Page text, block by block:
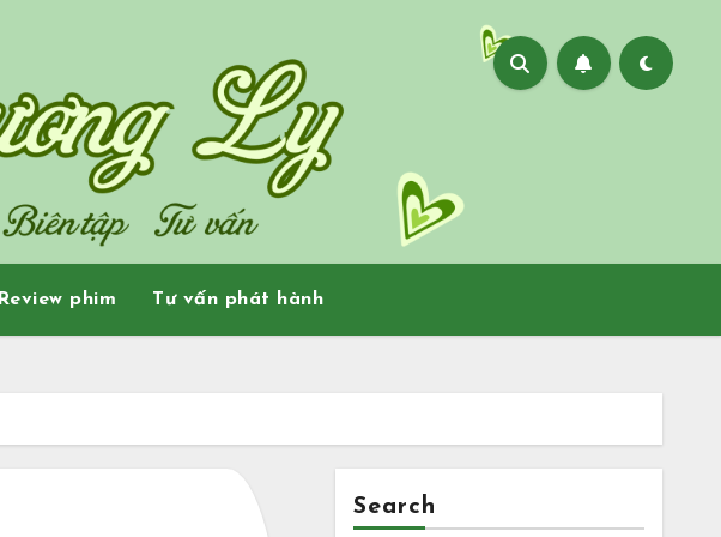
Review phim Tư vấn phát hành
Search